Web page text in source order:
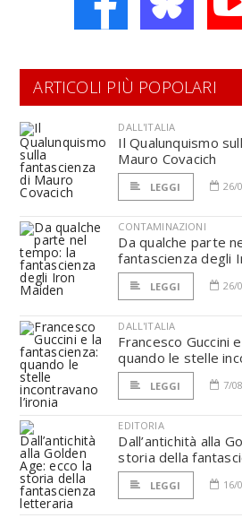
ARTICOLI PIÙ POPOLARI
DALL'ITALIA
Il Qualunquismo
Mauro Covacich
LEGGI 26/
CONTAMINAZIONI
Da qualche parte
fantascienza degli
LEGGI 26/
DALL'ITALIA
Francesco Guccini
quando le stelle
LEGGI 7/
EDITORIA
Dall’antichità alla
storia della
LEGGI 16/